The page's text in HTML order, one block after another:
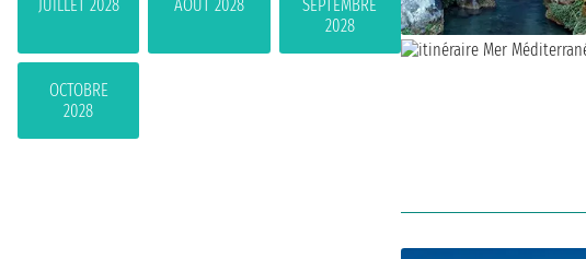
JUILLET 2028 AOÛT 2028
SEPTEMBRE
2028
OCTOBRE
2028